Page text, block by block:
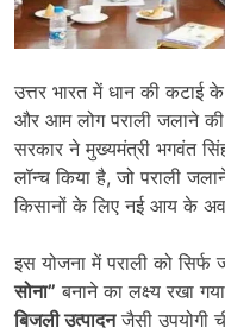
उत्तर भारत में धान की कटाई
और आम लोग पराली जलाने
सरकार ने मुख्यमंत्री भगवंत
लॉन्च किया है, जो पराली
किसानों के लिए नई आय के
इस योजना में पराली को
सोना” बनाने का लक्ष्य रखा
बिजली उत्पादनजैसी उपयोगी